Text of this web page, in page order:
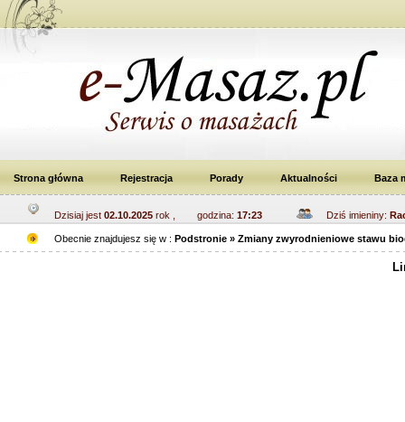
Strona główna Rejestracja Porady Aktualności Baza
Dzisiaj jest 02.10.2025 rok , godzina: 17:23 Dziś imieniny:
Obecnie znajdujesz się w : Podstronie » Zmiany zwyrodnieniowe stawu